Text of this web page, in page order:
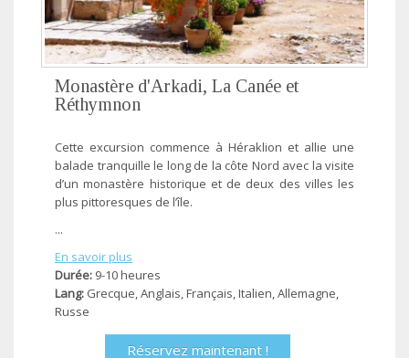
Monastère d'Arkadi, La Canée et
Réthymnon
Cette excursion commence à Héraklion et allie une
balade tranquille le long de la côte Nord avec la visite
d’un monastère historique et de deux des villes les
plus pittoresques de l’île.
...
En savoir plus
Durée: 9-10 heures
Lang: Grecque, Anglais, Français, Ιtalien, Allemagne,
Russe
Réservez maintenant !